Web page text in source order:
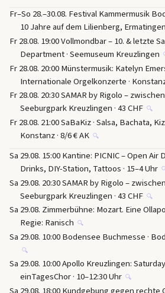
Fr–So 28.–30.08. Festival Kammermusik
10 Jahre auf dem Lilienberg, Ermatingen
Fr 28.08. 19:00 Vollmondbar – 10. & letzte
Department · Seemuseum Kreuzlingen
Fr 28.08. 20:00 Münstermusik: Katelyn
Internationale Orgelkonzerte ·
Fr 28.08. 20:30 SAMAR by Rigolo –
Seeburgpark Kreuzlingen · 43 CHF 🔍
Fr 28.08. 21:00 SaBaKiz · Salsa, Bachata,
Konstanz · 8/6 € AK 🔍
Sa 29.08. 15:00 Kantine: PICNIC – Open Air
Drinks, DIY-Station, Tattoos · 15–4 Uhr
Sa 29.08. 20:30 SAMAR by Rigolo –
Seeburgpark Kreuzlingen · 43 CHF 🔍
Sa 29.08. Zimmerbühne: Mozart. Eine
Regie: Ranisch 🔍
Sa 29.08. 10:00 Bodensee Buchmesse ·
🔍
Sa 29.08. 10:00 Apollo Kreuzlingen:
einTagesChor · 10–12:30 Uhr 🔍